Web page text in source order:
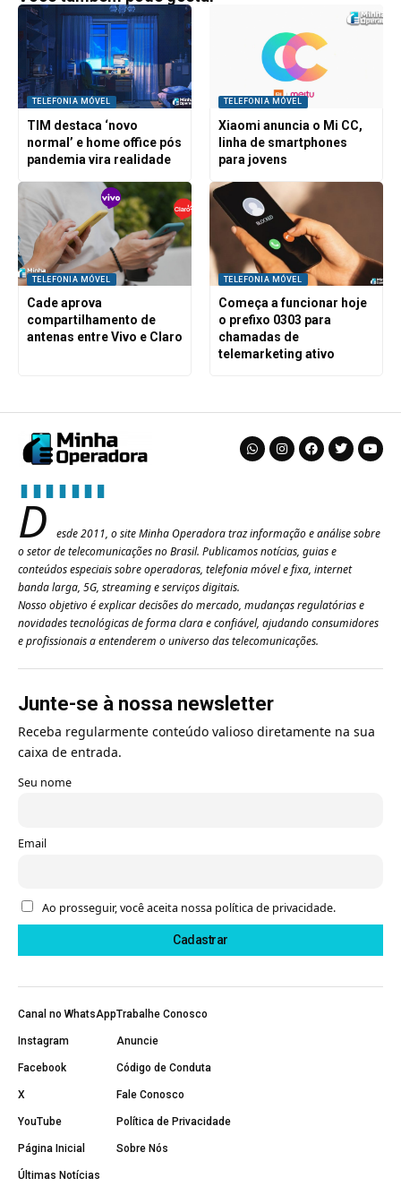
TELEFONIA MÓVEL
TIM destaca ‘novo
normal’ e home office pós
pandemia vira realidade
TELEFONIA MÓVEL
Xiaomi anuncia o Mi CC,
linha de smartphones
para jovens
TELEFONIA MÓVEL
Cade aprova
compartilhamento de
antenas entre Vivo e Claro
TELEFONIA MÓVEL
Começa a funcionar hoje
o prefixo 0303 para
chamadas de
telemarketing ativo
D
esde 2011, o site Minha Operadora traz informação e análise sobre
o setor de telecomunicações no Brasil. Publicamos notícias, guias e
conteúdos especiais sobre operadoras, telefonia móvel e fixa, internet
banda larga, 5G, streaming e serviços digitais.
Nosso objetivo é explicar decisões do mercado, mudanças regulatórias e
novidades tecnológicas de forma clara e confiável, ajudando consumidores
e profissionais a entenderem o universo das telecomunicações.
Junte-se à nossa newsletter
Receba regularmente conteúdo valioso diretamente na sua
caixa de entrada.
Seu nome
Email
Ao prosseguir, você aceita nossa política de privacidade.
Canal no WhatsApp
Instagram
Facebook
X
YouTube
Página Inicial
Últimas Notícias
Trabalhe Conosco
Anuncie
Código de Conduta
Fale Conosco
Política de Privacidade
Sobre Nós